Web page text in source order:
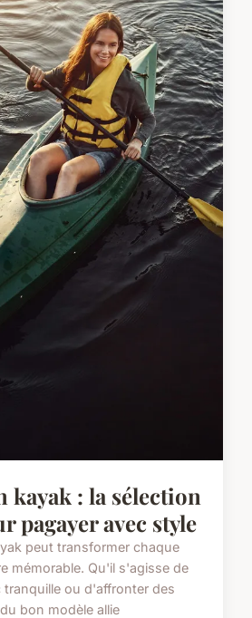
kayak : la sélection
pagayer avec style
peut transformer chaque
mémorable. Qu'il s'agisse de
tranquille ou d'affronter des
bon modèle allie